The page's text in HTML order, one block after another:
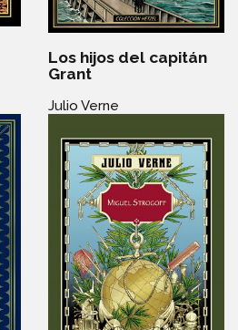
Los hijos del capitán
Grant
Julio Verne